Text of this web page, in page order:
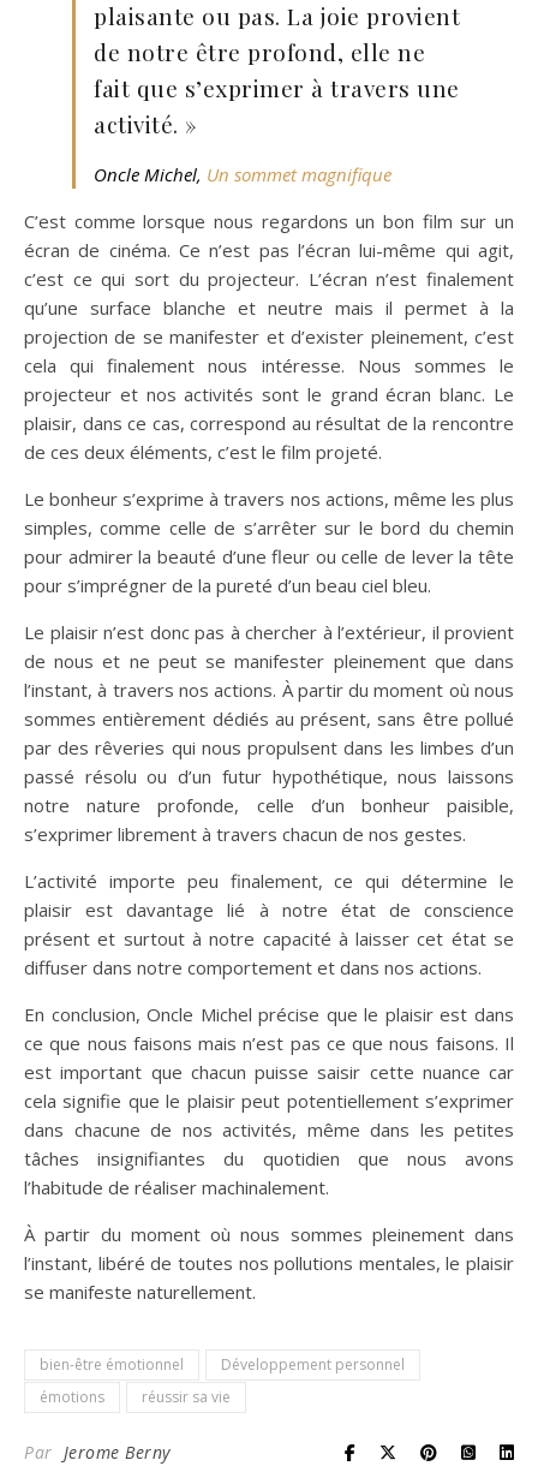
plaisante ou pas. La joie provient
de notre être profond, elle ne
fait que s’exprimer à travers une
activité. »
Oncle Michel, Un sommet magnifique
C’est comme lorsque nous regardons un bon film sur un
écran de cinéma. Ce n’est pas l’écran lui-même qui agit,
c’est ce qui sort du projecteur. L’écran n’est finalement
qu’une surface blanche et neutre mais il permet à la
projection de se manifester et d’exister pleinement, c’est
cela qui finalement nous intéresse. Nous sommes le
projecteur et nos activités sont le grand écran blanc. Le
plaisir, dans ce cas, correspond au résultat de la rencontre
de ces deux éléments, c’est le film projeté.
Le bonheur s’exprime à travers nos actions, même les plus
simples, comme celle de s’arrêter sur le bord du chemin
pour admirer la beauté d’une fleur ou celle de lever la tête
pour s’imprégner de la pureté d’un beau ciel bleu.
Le plaisir n’est donc pas à chercher à l’extérieur, il provient
de nous et ne peut se manifester pleinement que dans
l’instant, à travers nos actions. À partir du moment où nous
sommes entièrement dédiés au présent, sans être pollué
par des rêveries qui nous propulsent dans les limbes d’un
passé résolu ou d’un futur hypothétique, nous laissons
notre nature profonde, celle d’un bonheur paisible,
s’exprimer librement à travers chacun de nos gestes.
L’activité importe peu finalement, ce qui détermine le
plaisir est davantage lié à notre état de conscience
présent et surtout à notre capacité à laisser cet état se
diffuser dans notre comportement et dans nos actions.
En conclusion, Oncle Michel précise que le plaisir est dans
ce que nous faisons mais n’est pas ce que nous faisons. Il
est important que chacun puisse saisir cette nuance car
cela signifie que le plaisir peut potentiellement s’exprimer
dans chacune de nos activités, même dans les petites
tâches insignifiantes du quotidien que nous avons
l’habitude de réaliser machinalement.
À partir du moment où nous sommes pleinement dans
l’instant, libéré de toutes nos pollutions mentales, le plaisir
se manifeste naturellement.
bien-être émotionnel
Développement personnel
émotions
réussir sa vie
Par Jerome Berny